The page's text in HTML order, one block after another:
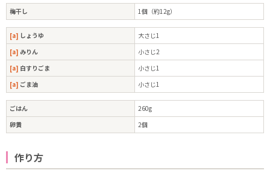
梅干し 1個（約12g）
[a] しょうゆ
大さじ1
[a] みりん
小さじ2
[a] 白すりごま
小さじ1
[a] ごま油 小さじ1
ごはん
260g
卵黄
2個
作り方